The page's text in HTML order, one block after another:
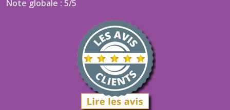
Note globale : 5/5